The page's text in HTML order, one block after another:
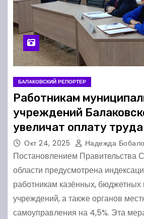
БАЛАКОВСКИЙ РЕПОРТЕР
Работникам
учреждений
увеличат оплату труда
Окт 24, 2025 Надежда
Постановлением Правительства
области предусмотрена
работникам казённых,
учреждений, а также органов
самоуправления на 4,5%. Эта